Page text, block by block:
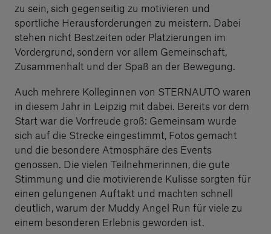
zu sein, sich gegenseitig zu motivieren und
sportliche Herausforderungen zu meistern. Dabei
stehen nicht Bestzeiten oder Platzierungen im
Vordergrund, sondern vor allem Gemeinschaft,
Zusammenhalt und der Spaß an der Bewegung.
Auch mehrere Kolleginnen von STERNAUTO waren
in diesem Jahr in Leipzig mit dabei. Bereits vor dem
Start war die Vorfreude groß: Gemeinsam wurde
sich auf die Strecke eingestimmt, Fotos gemacht
und die besondere Atmosphäre des Events
genossen. Die vielen Teilnehmerinnen, die gute
Stimmung und die motivierende Kulisse sorgten für
einen gelungenen Auftakt und machten schnell
deutlich, warum der Muddy Angel Run für viele zu
einem besonderen Erlebnis geworden ist.